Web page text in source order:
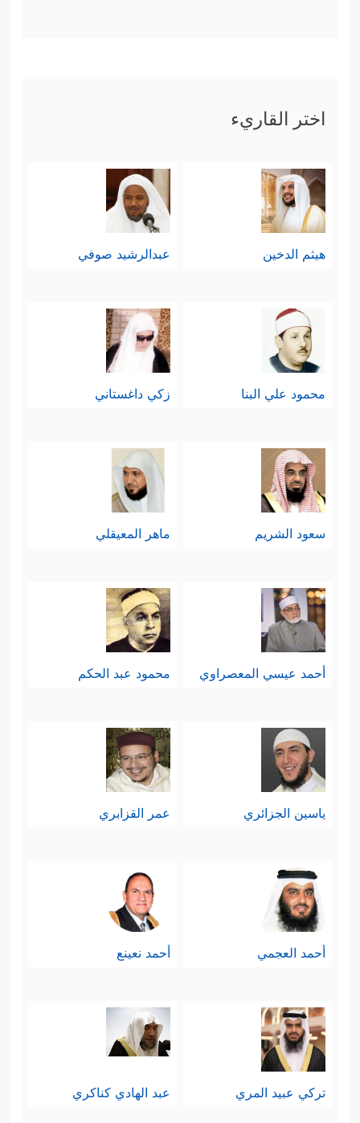
اختر القاريء
هيثم الدخين عبدالرشيد صوفي
محمود علي البنا زكي داغستاني
سعود الشريم ماهر المعيقلي
أحمد عيسي المعصراوي محمود عبد الحكم
ياسين الجزائري عمر القزابري
أحمد العجمي أحمد نعينع
تركي عبيد المري عبد الهادي كناكري